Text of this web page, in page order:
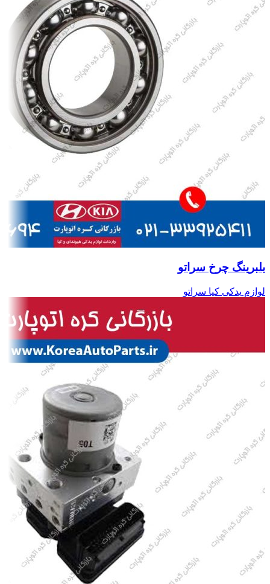
بلبرینگ چرخ سراتو
لوازم یدکی کیا سراتو